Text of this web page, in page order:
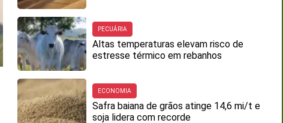
PECUÁRIA
Altas temperaturas elevam risco de
estresse térmico em rebanhos
ECONOMIA
Safra baiana de grãos atinge 14,6 mi/t e
soja lidera com recorde